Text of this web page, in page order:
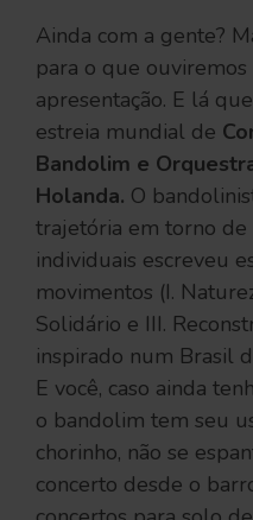
Ainda com a gente?
para o que
apresentação. E lá
estreia mundial de
Bandolim e
Holanda. O
trajetória em torno
individuais escreveu
movimentos (I.
Solidário e III.
inspirado num Brasil
E você, caso ainda
o bandolim tem seu
chorinho, não se
concerto desde o